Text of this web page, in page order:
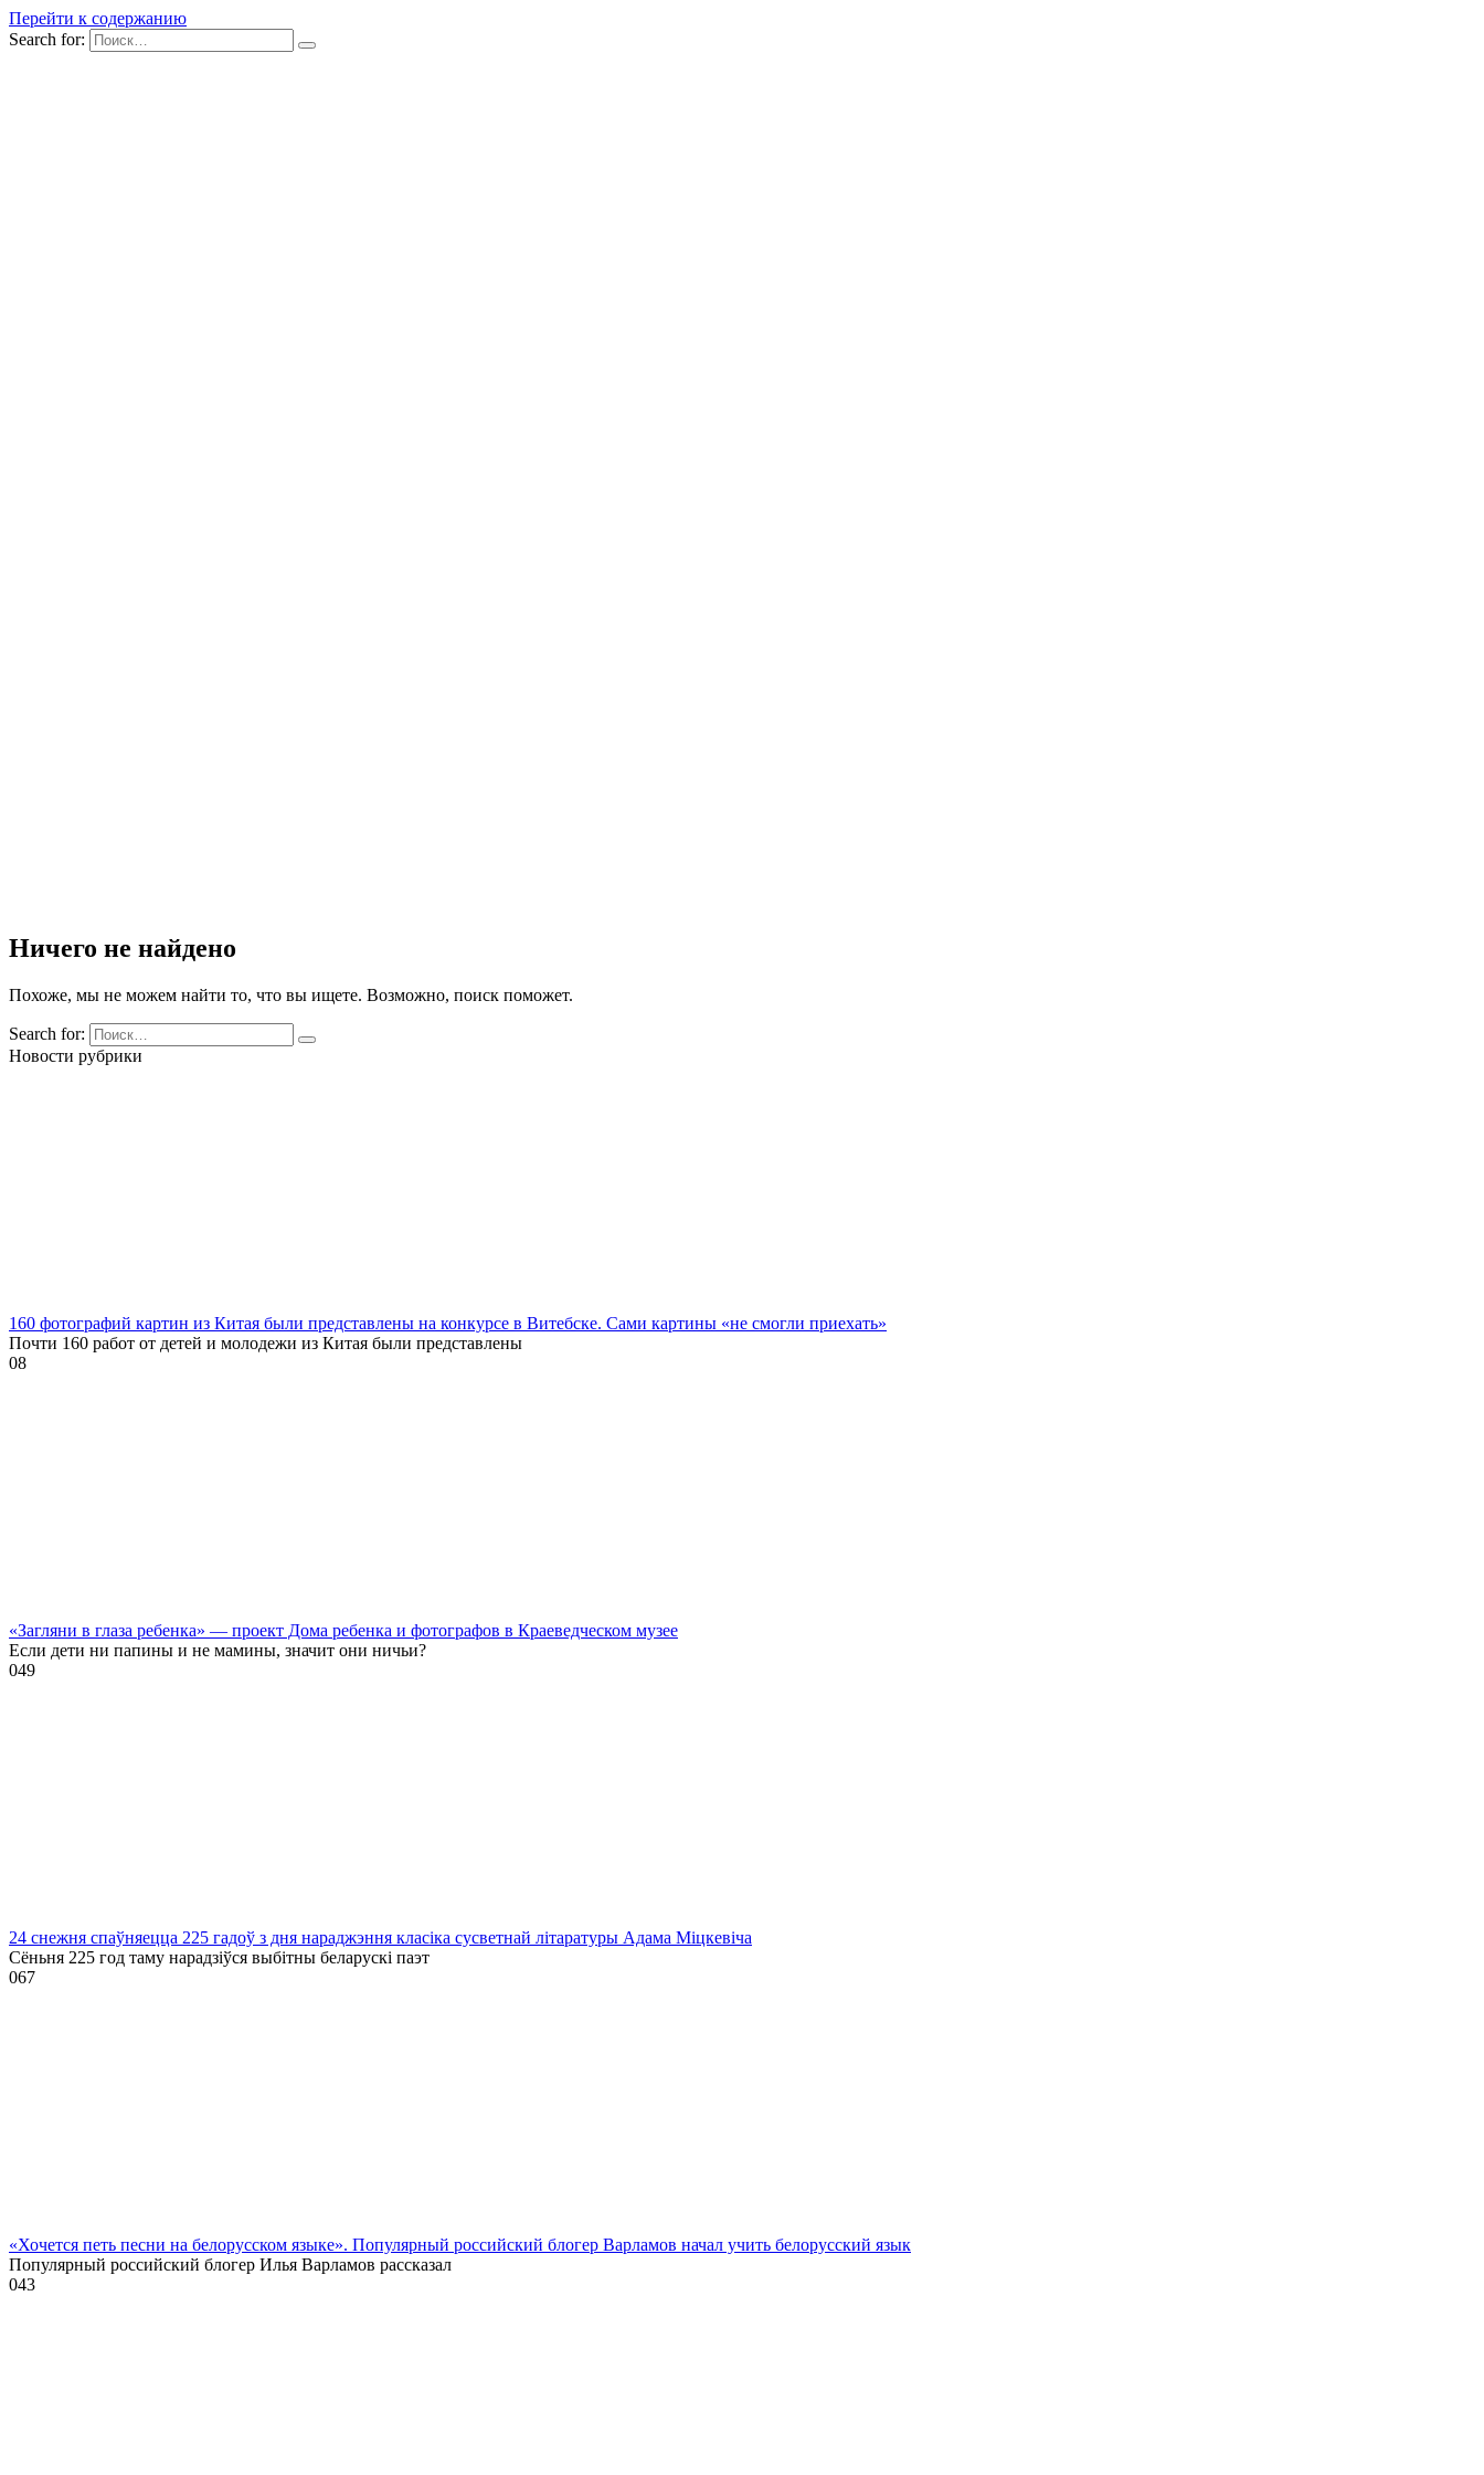
Перейти к содержанию
Search for:
Ничего не найдено
Похоже, мы не можем найти то, что вы ищете. Возможно, поиск поможет.
Search for:
Новости рубрики
160 фотографий картин из Китая были представлены на конкурсе в Витебске. Сами картины «не смогли приехать»
Почти 160 работ от детей и молодежи из Китая были представлены
08
«Загляни в глаза ребенка» — проект Дома ребенка и фотографов в Краеведческом музее
Если дети ни папины и не мамины, значит они ничьи?
049
24 снежня спаўняецца 225 гадоў з дня нараджэння класіка сусветнай літаратуры Адама Міцкевіча
Сёньня 225 год таму нарадзіўся выбітны беларускі паэт
067
«Хочется петь песни на белорусском языке». Популярный российский блогер Варламов начал учить белорусский язык
Популярный российский блогер Илья Варламов рассказал
043